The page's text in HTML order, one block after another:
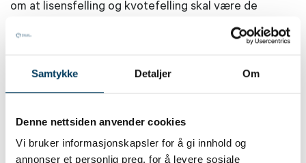
Samtykke Detaljer Om
Denne nettsiden anvender cookies
Vi bruker informasjonskapsler for å gi innhold og
annonser et personlig preg, for å levere sosiale
om at lisensfelling og kvotefelling skal være de
sentrale virkemidlene for å regulere bestandene av de
store rovdyrene. På denne måten kommer jegernes
og konfliktene rundt rovdyrforvaltningen reduseres.
på skolering og kompetanseoppbygging for å bidra til
at jegerne kan utøve effektiv jakt på de store
rovdyrene. NJFF har inngått en avtale med DN for å